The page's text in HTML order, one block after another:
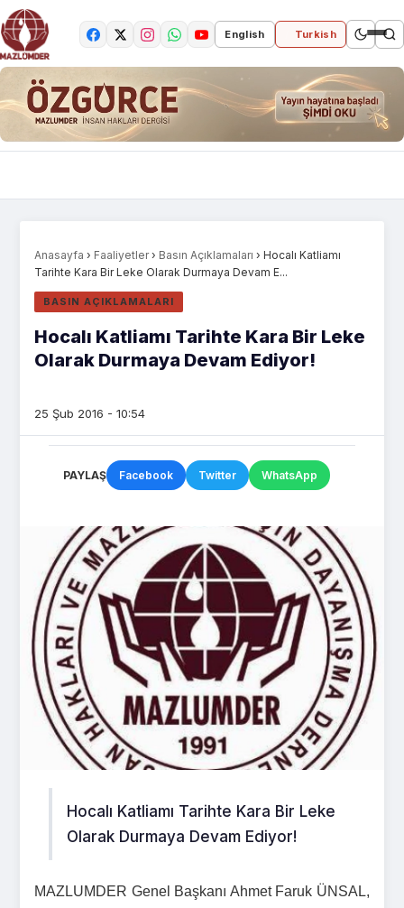
English Turkish
Anasayfa › Faaliyetler › Basın Açıklamaları › Hocalı Katliamı
Tarihte Kara Bir Leke Olarak Durmaya Devam E...
BASIN AÇIKLAMALARI
Hocalı Katliamı Tarihte Kara Bir Leke
Olarak Durmaya Devam Ediyor!
25 Şub 2016 - 10:54
PAYLAŞ Facebook Twitter WhatsApp
Hocalı Katliamı Tarihte Kara Bir Leke
Olarak Durmaya Devam Ediyor!
MAZLUMDER Genel Başkanı Ahmet Faruk ÜNSAL,